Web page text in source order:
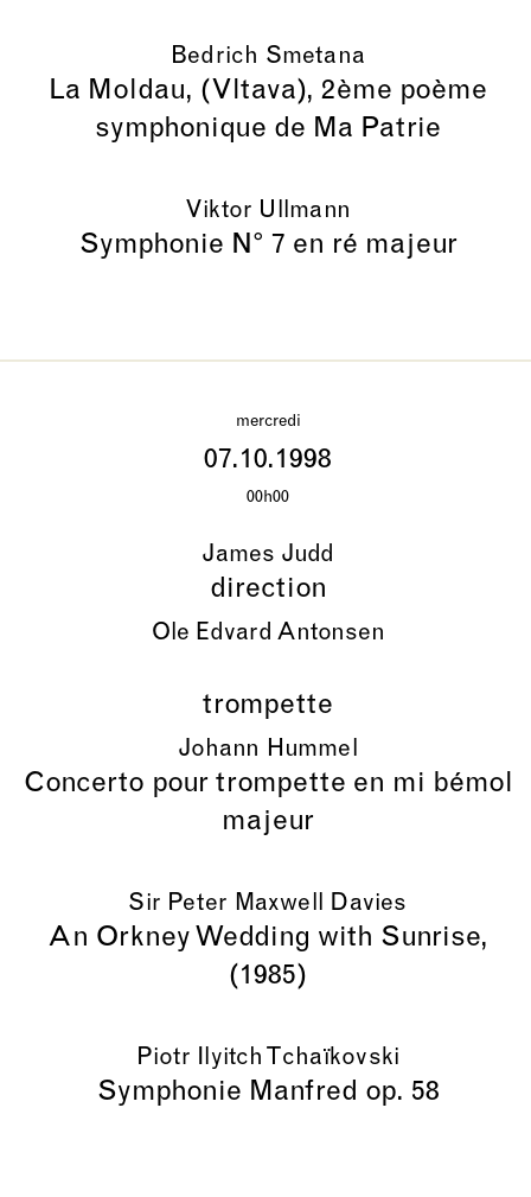
Bedrich Smetana
La Moldau, (Vltava), 2ème poème
symphonique de Ma Patrie
Viktor Ullmann
Symphonie N° 7 en ré majeur
mercredi
07.10.1998
00h00
James Judd
direction
Ole Edvard Antonsen
trompette
Johann Hummel
Concerto pour trompette en mi bémol
majeur
Sir Peter Maxwell Davies
An Orkney Wedding with Sunrise,
(1985)
Piotr Ilyitch Tchaïkovski
Symphonie Manfred op. 58